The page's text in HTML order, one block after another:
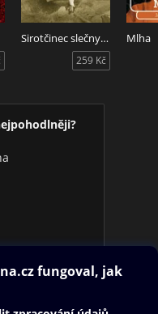
Sirotčinec slečny Peregrinové: Mapa dní
259 Kč
Mlha